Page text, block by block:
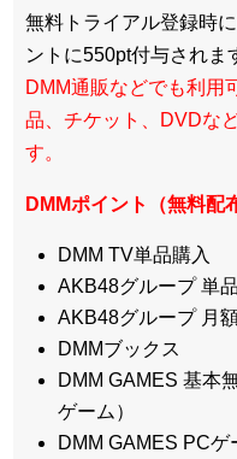
無料トライアル登録時
ントに550pt付与されま
DMM通販などでも利用
品、チケット、DVDな
す。
DMMポイント（無料配
DMM TV単品購入
AKB48グループ 単
AKB48グループ 月
DMMブックス
DMM GAMES 基本
ゲーム）
DMM GAMES PCゲ